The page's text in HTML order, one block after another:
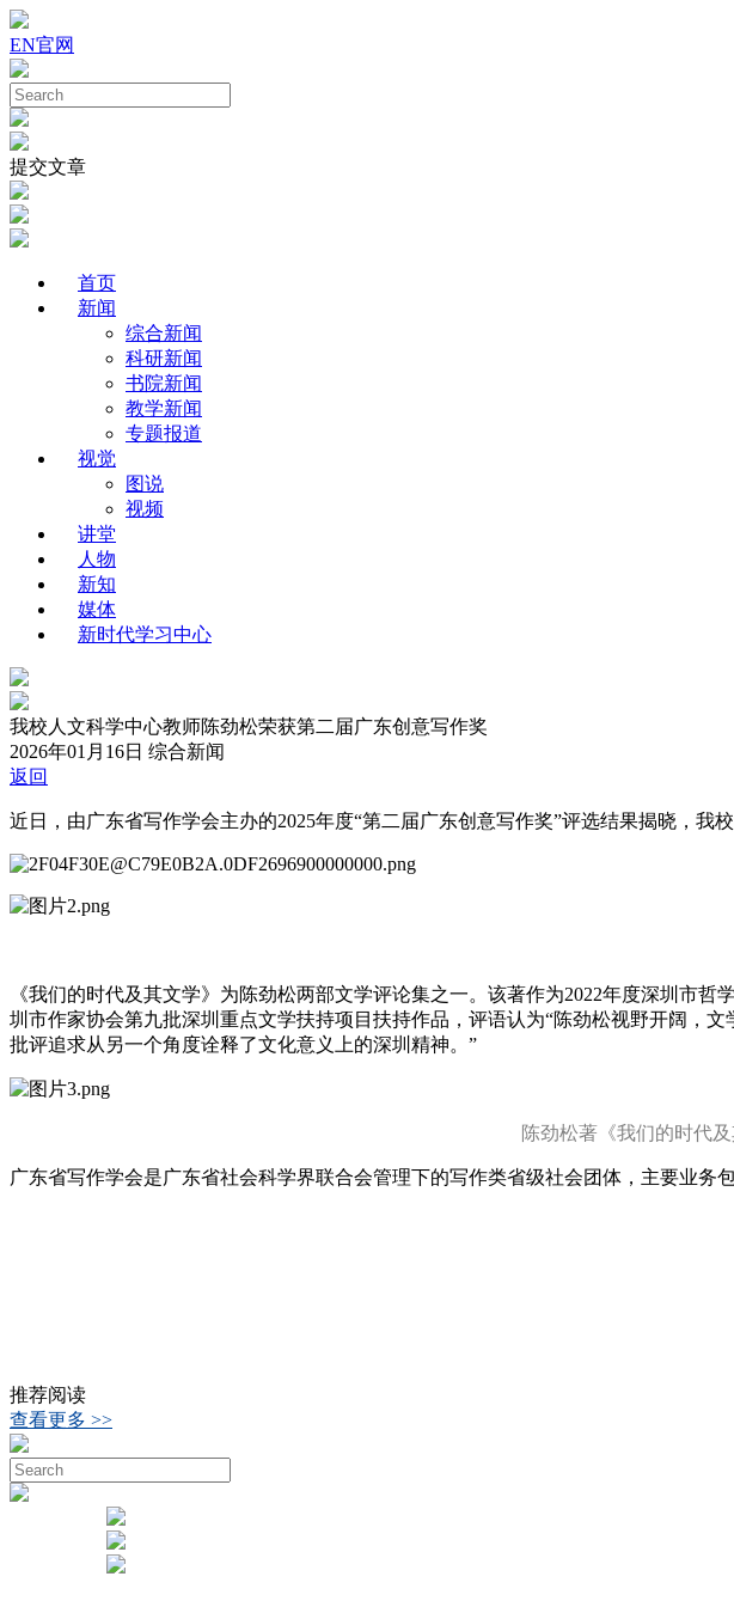
EN官网
提交文章
首页
新闻
综合新闻
科研新闻
书院新闻
教学新闻
专题报道
视觉
图说
视频
讲堂
人物
新知
媒体
新时代学习中心
我校人文科学中心教师陈劲松荣获第二届广东创意写作奖
2026年01月16日 综合新闻
返回
近日，由广东省写作学会主办的2025年度“第二届广东创意写作奖”评选结果揭晓，我
《我们的时代及其文学》为陈劲松两部文学评论集之一。该著作为2022年度深圳市
圳市作家协会第九批深圳重点文学扶持项目扶持作品，评语认为“陈劲松视野开阔，
批评追求从另一个角度诠释了文化意义上的深圳精神。”
陈劲松著《我们的时代
广东省写作学会是广东省社会科学界联合会管理下的写作类省级社会团体，主要业务
推荐阅读
查看更多 >>